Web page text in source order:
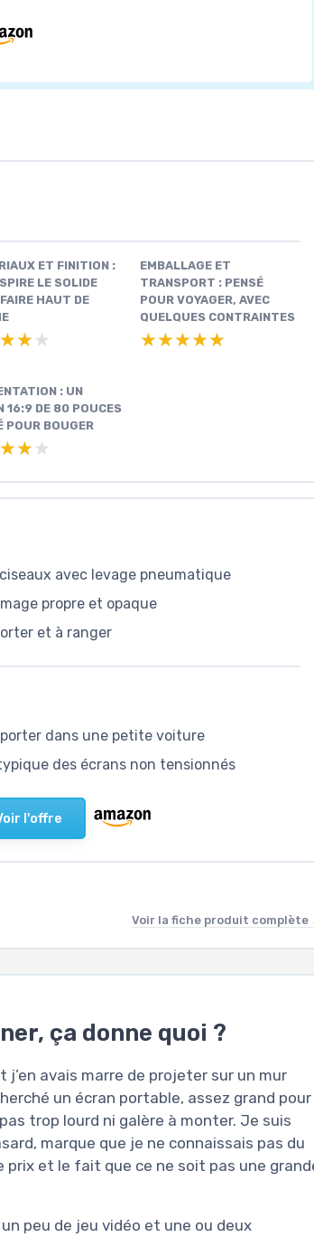
ET FINITION :
LE SOLIDE
HAUT DE
EMBALLAGE ET
TRANSPORT : PENSÉ
POUR VOYAGER, AVEC
QUELQUES CONTRAINTES
★★★★★
★★★★★
: UN
16:9 DE 80 POUCES
POUR BOUGER
avec levage pneumatique
propre et opaque
et à ranger
dans une petite voiture
des écrans non tensionnés
l'offre
Voir la fiche produit complète
ça donne quoi ?
avais marre de projeter sur un mur
un écran portable, assez grand pour
trop lourd ni galère à monter. Je suis
marque que je ne connaissais pas du
et le fait que ce ne soit pas une
peu de jeu vidéo et une ou deux